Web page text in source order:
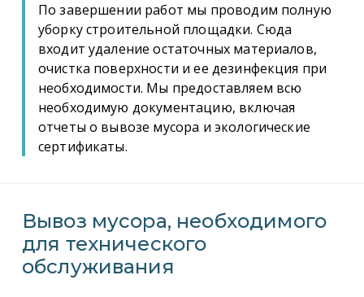
По завершении работ мы проводим полную
уборку строительной площадки. Сюда
входит удаление остаточных материалов,
очистка поверхности и ее дезинфекция при
необходимости. Мы предоставляем всю
необходимую документацию, включая
отчеты о вывозе мусора и экологические
сертификаты.
Вывоз мусора, необходимого
для технического
обслуживания